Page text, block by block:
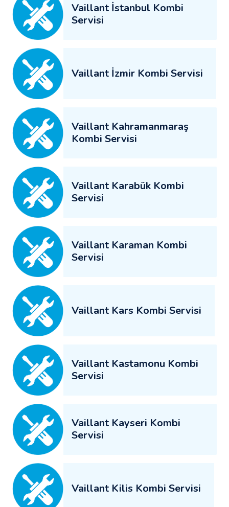
Vaillant İstanbul Kombi
Servisi
Vaillant İzmir Kombi Servisi
Vaillant Kahramanmaraş
Kombi Servisi
Vaillant Karabük Kombi
Servisi
Vaillant Karaman Kombi
Servisi
Vaillant Kars Kombi Servisi
Vaillant Kastamonu Kombi
Servisi
Vaillant Kayseri Kombi
Servisi
Vaillant Kilis Kombi Servisi